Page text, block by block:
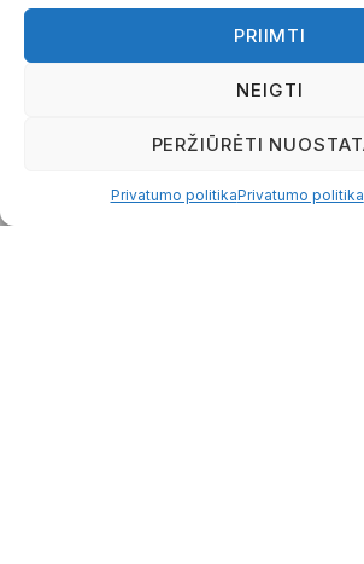
PRIIMTI
NEIGTI
PERŽIŪRĖTI
Privatumo politikaPrivatumo politika
Apie mus
Atsiliepimai
ES projektai